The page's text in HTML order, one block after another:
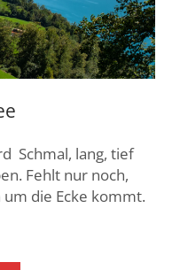
Schmal, lang, tief
Fehlt nur noch,
die Ecke kommt.